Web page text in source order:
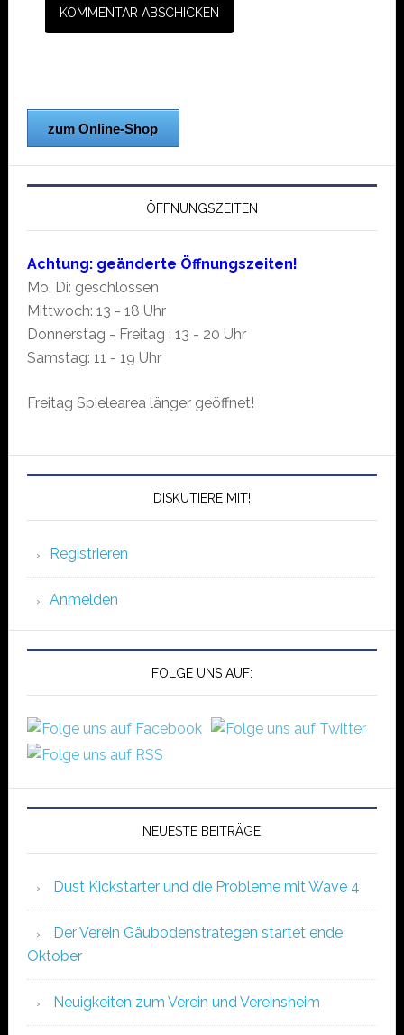
zum Online-Shop
ÖFFNUNGSZEITEN
Achtung: geänderte Öffnungszeiten!
Mo, Di: geschlossen
Mittwoch: 13 - 18 Uhr
Donnerstag - Freitag : 13 - 20 Uhr
Samstag: 11 - 19 Uhr
Freitag Spielearea länger geöffnet!
DISKUTIERE MIT!
Registrieren
Anmelden
FOLGE UNS AUF:
NEUESTE BEITRÄGE
Dust Kickstarter und die Probleme mit Wave 4
Der Verein Gäubodenstrategen startet ende
Oktober
Neuigkeiten zum Verein und Vereinsheim